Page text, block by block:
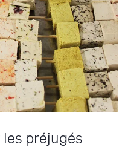
préjugés